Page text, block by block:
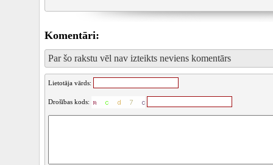
Komentāri:
Par šo rakstu vēl nav izteikts neviens komentārs
Lietotāja vārds:
Drošības kods: